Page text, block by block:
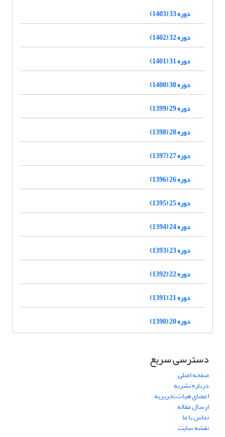
دوره 33 (1403)
دوره 32 (1402)
دوره 31 (1401)
دوره 30 (1400)
دوره 29 (1399)
دوره 28 (1398)
دوره 27 (1397)
دوره 26 (1396)
دوره 25 (1395)
دوره 24 (1394)
دوره 23 (1393)
دوره 22 (1392)
دوره 21 (1391)
دوره 20 (1390)
دسترسی سریع
صفحه اصلی
درباره نشریه
اعضای هیات تحریریه
ارسال مقاله
تماس با ما
نقشه سایت